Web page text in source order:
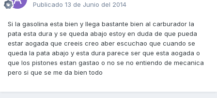
Publicado 13 de Junio del 2014
Si la gasolina esta bien y llega bastante bien al carburador la
pata esta dura y se queda abajo estoy en duda de que pueda
estar aogada que creeis creo aber escuchao que cuando se
queda la pata abajo y esta dura parece ser que esta aogada o
que los pistones estan gastao o no se no entiendo de mecanica
pero si que se me da bien todo